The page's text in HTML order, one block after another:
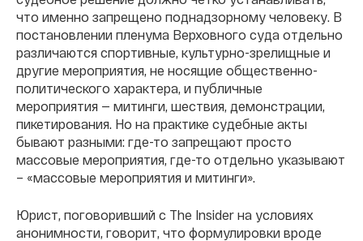
что именно запрещено поднадзорному человеку. В
постановлении пленума Верховного суда отдельно
различаются спортивные, культурно-зрелищные и
другие мероприятия, не носящие общественно-
политического характера, и публичные
мероприятия — митинги, шествия, демонстрации,
пикетирования. Но на практике судебные акты
бывают разными: где-то запрещают просто
массовые мероприятия, где-то отдельно указывают
– «массовые мероприятия и митинги».
Юрист, поговоривший с The Insider на условиях
анонимности, говорит, что формулировки вроде